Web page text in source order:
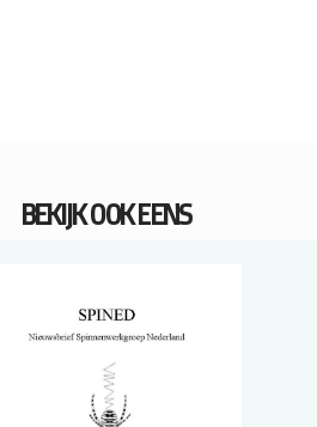
BEKIJK OOK EENS